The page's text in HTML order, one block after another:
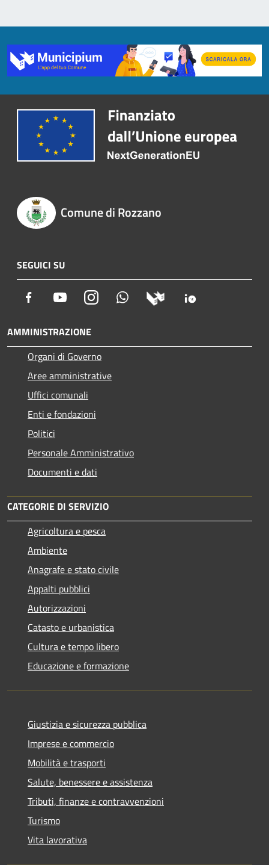
Comune di Rozzano
SEGUICI SU
Facebook YoutubeInstagram Whatsapp
AMMINISTRAZIONE
Organi di Governo
Aree amministrative
Uffici comunali
Enti e fondazioni
Politici
Personale Amministrativo
Documenti e dati
CATEGORIE DI SERVIZIO
Agricoltura e pesca
Ambiente
Anagrafe e stato civile
Appalti pubblici
Autorizzazioni
Catasto e urbanistica
Cultura e tempo libero
Educazione e formazione
Giustizia e sicurezza pubblica
Imprese e commercio
Mobilità e trasporti
Salute, benessere e assistenza
Tributi, finanze e contravvenzioni
Turismo
Vita lavorativa